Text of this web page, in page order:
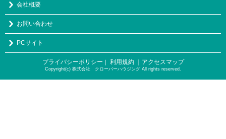
会社概要
お問い合わせ
PCサイト
プライバシーポリシー ｜ 利用規約 ｜アクセスマップ
Copyright(c) 株式会社 クローバーハウジング All rights reserved.